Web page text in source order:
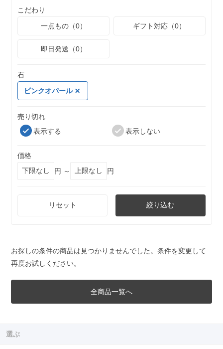
こだわり
一点もの（0）
ギフト対応（0）
即日発送（0）
石
ピンクオパール
売り切れ
表示する
表示しない
価格
円 ～
円
リセット 絞り込む
お探しの条件の商品は見つかりませんでした。条件を変更して
再度お試しください。
全商品一覧へ
選ぶ